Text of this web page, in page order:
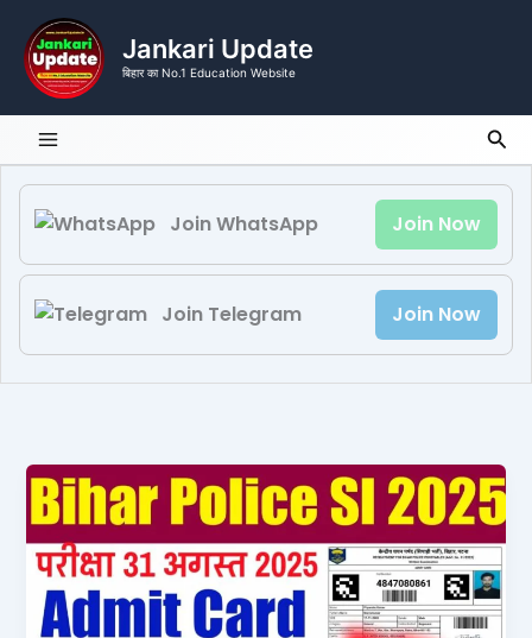
content
Jankari Update
बिहार का No.1 Education Website
Join WhatsApp Join Now
Join Telegram Join Now